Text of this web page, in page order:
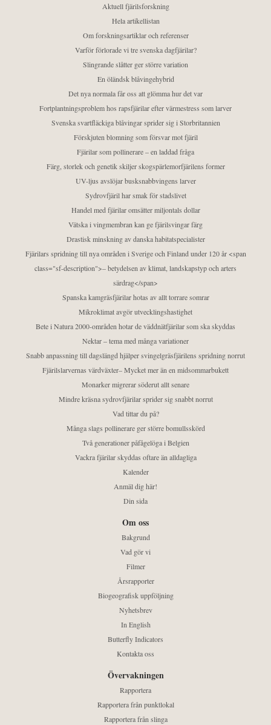
Aktuell fjärilsforskning
Hela artikellistan
Om forskningsartiklar och referenser
Varför förlorade vi tre svenska dagfjärilar?
Slingrande slåtter ger större variation
En öländsk blåvingehybrid
Det nya normala får oss att glömma hur det var
Fortplantningsproblem hos rapsfjärilar efter värmestress som larver
Svenska svartfläckiga blåvingar sprider sig i Storbritannien
Förskjuten blomning som försvar mot fjäril
Fjärilar som pollinerare – en laddad fråga
Färg, storlek och genetik skiljer skogspärlemorfjärilens former
UV-ljus avslöjar busksnabbvingens larver
Sydrovfjäril har smak för stadslivet
Handel med fjärilar omsätter miljontals dollar
Vätska i vingmembran kan ge fjärilsvingar färg
Drastisk minskning av danska habitatspecialister
Fjärilars spridning till nya områden i Sverige och Finland under 120 år <span
class="sf-description">– betydelsen av klimat, landskapstyp och arters
särdrag</span>
Spanska kamgräsfjärilar hotas av allt torrare somrar
Mikroklimat avgör utvecklingshastighet
Bete i Natura 2000-områden hotar de väddnätfjärilar som ska skyddas
Nektar – tema med många variationer
Snabb anpassning till dagslängd hjälper svingelgräsfjärilens spridning norrut
Fjärilslarvernas värdväxter– Mycket mer än en midsommarbukett
Monarker migrerar söderut allt senare
Mindre kräsna sydrovfjärilar sprider sig snabbt norrut
Vad tittar du på?
Många slags pollinerare ger större bomullsskörd
Två generationer påfågelöga i Belgien
Vackra fjärilar skyddas oftare än alldagliga
Kalender
Anmäl dig här!
Din sida
Om oss
Bakgrund
Vad gör vi
Filmer
Årsrapporter
Biogeografisk uppföljning
Nyhetsbrev
In English
Butterfly Indicators
Kontakta oss
Övervakningen
Rapportera
Rapportera från punktlokal
Rapportera från slinga